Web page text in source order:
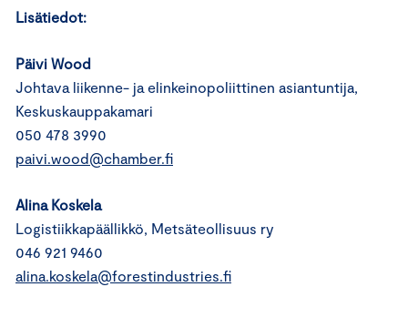
Lisätiedot:
Päivi Wood
Johtava liikenne- ja elinkeinopoliittinen asiantuntija,
Keskuskauppakamari
050 478 3990
paivi.wood@chamber.fi
Alina Koskela
Logistiikkapäällikkö, Metsäteollisuus ry
046 921 9460
alina.koskela@forestindustries.fi